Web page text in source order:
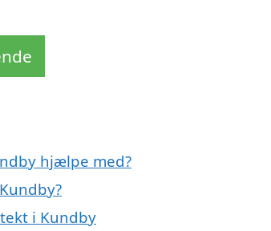
hjælpe med?
i Kundby